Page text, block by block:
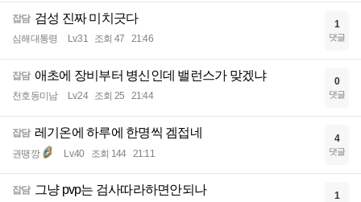
잡담 검성 진짜 미치긋다
심해대통령 Lv.31 조회 47 21:46
1
댓글
잡담 애초에 장비부터 병신인데 밸런스가 맞겠냐
천호동미남 Lv.24 조회 25 21:44
0
댓글
잡담 레기온에 하루에 한명씩 겜접네
권땡깡 Lv.40 조회 144 21:11
4
댓글
잡담 그냥 pvp는 검사따라하면안되나 1